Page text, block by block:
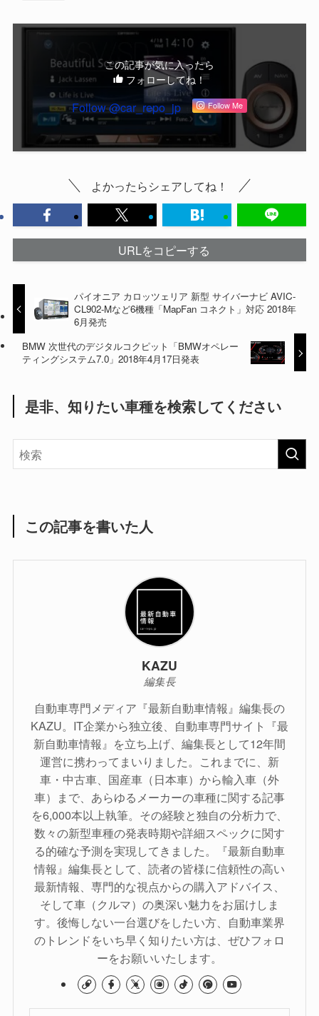
この記事が気に入ったら
フォローしてね！
Follow @car_repo_jp Follow Me
よかったらシェアしてね！
URLをコピーする
パイオニア カロッツェリア 新型 サイバーナビ AVIC-
CL902-Mなど6機種「MapFan コネクト」対応 2018年
6月発売
BMW 次世代のデジタルコクピット「BMWオペレー
ティングシステム7.0」2018年4月17日発表
是非、知りたい車種を検索してください
この記事を書いた人
KAZU
編集長
自動車専門メディア『最新自動車情報』編集長の
KAZU。IT企業から独立後、自動車専門サイト『最
新自動車情報』を立ち上げ、編集長として12年間
運営に携わってまいりました。これまでに、新
車・中古車、国産車（日本車）から輸入車（外
車）まで、あらゆるメーカーの車種に関する記事
を6,000本以上執筆。その経験と独自の分析力で、
数々の新型車種の発表時期や詳細スペックに関す
る的確な予測を実現してきました。『最新自動車
情報』編集長として、読者の皆様に信頼性の高い
最新情報、専門的な視点からの購入アドバイス、
そして車（クルマ）の奥深い魅力をお届けしま
す。後悔しない一台選びをしたい方、自動車業界
のトレンドをいち早く知りたい方は、ぜひフォロ
ーをお願いいたします。